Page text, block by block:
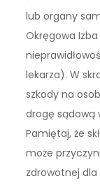
lub organy
Okręgowa
lekarza). W
szkody na
drogę sądową
Pamiętaj, że
może
zdrowotnej